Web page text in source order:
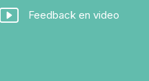
Feedback en video